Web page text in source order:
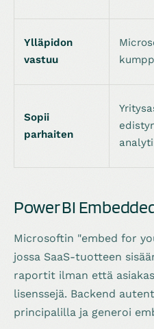
Ylläpidon
vastuu
Sopii
parhaiten
Power BI
Microsoftin "embed for
jossa SaaS-tuotteen
raportit ilman että
lisenssejä. Backend
principalilla ja generoi